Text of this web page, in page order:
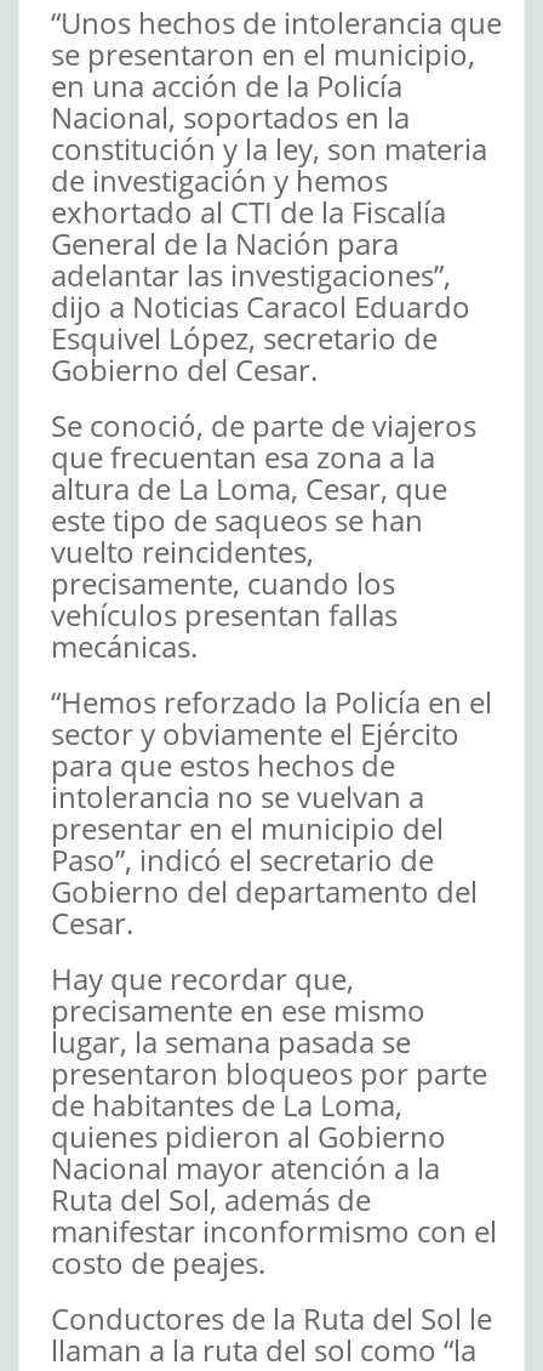
“Unos hechos de intolerancia que
se presentaron en el municipio,
en una acción de la Policía
Nacional, soportados en la
constitución y la ley, son materia
de investigación y hemos
exhortado al CTI de la Fiscalía
General de la Nación para
adelantar las investigaciones”,
dijo a Noticias Caracol Eduardo
Esquivel López, secretario de
Gobierno del Cesar.
Se conoció, de parte de viajeros
que frecuentan esa zona a la
altura de La Loma, Cesar, que
este tipo de saqueos se han
vuelto reincidentes,
precisamente, cuando los
vehículos presentan fallas
mecánicas.
“Hemos reforzado la Policía en el
sector y obviamente el Ejército
para que estos hechos de
intolerancia no se vuelvan a
presentar en el municipio del
Paso”, indicó el secretario de
Gobierno del departamento del
Cesar.
Hay que recordar que,
precisamente en ese mismo
lugar, la semana pasada se
presentaron bloqueos por parte
de habitantes de La Loma,
quienes pidieron al Gobierno
Nacional mayor atención a la
Ruta del Sol, además de
manifestar inconformismo con el
costo de peajes.
Conductores de la Ruta del Sol le
llaman a la ruta del sol como “la